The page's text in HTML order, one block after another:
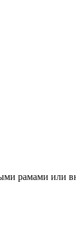
рамами или